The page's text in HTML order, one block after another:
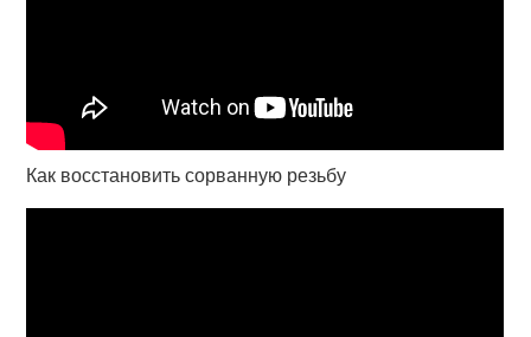
Как восстановить сорванную резьбу